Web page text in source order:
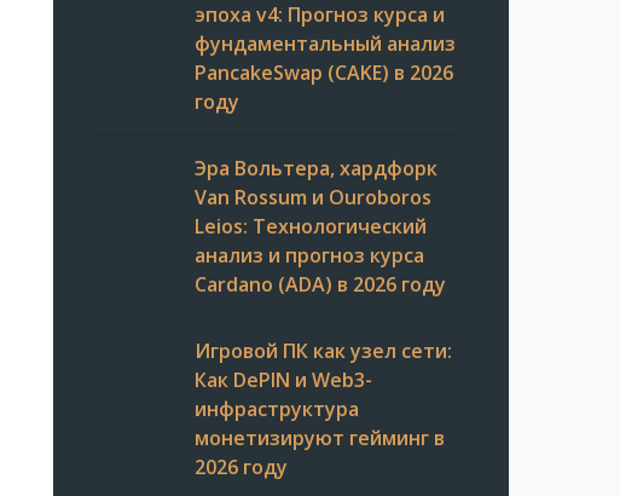
эпоха v4: Прогноз курса и
фундаментальный анализ
PancakeSwap (CAKE) в 2026
году
Эра Вольтера, хардфорк
Van Rossum и Ouroboros
Leios: Технологический
анализ и прогноз курса
Cardano (ADA) в 2026 году
Игровой ПК как узел сети:
Как DePIN и Web3-
инфраструктура
монетизируют гейминг в
2026 году